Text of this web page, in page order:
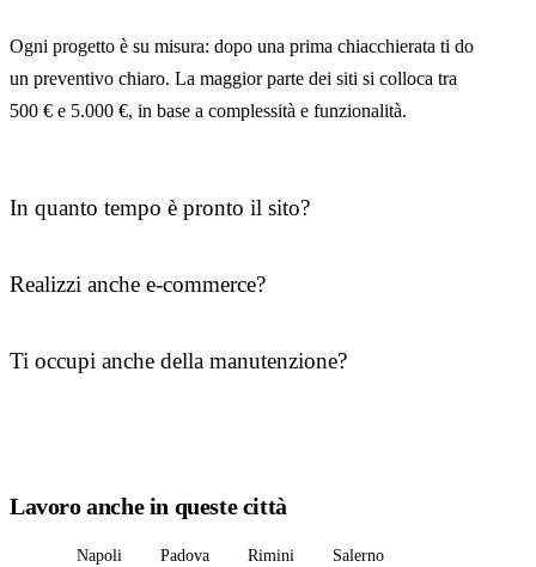
Ogni progetto è su misura: dopo una prima chiacchierata ti do
un preventivo chiaro. La maggior parte dei siti si colloca tra
500 € e 5.000 €, in base a complessità e funzionalità.
In quanto tempo è pronto il sito?
Realizzi anche e-commerce?
Ti occupi anche della manutenzione?
Lavoro anche in queste città
Napoli Padova Rimini
Salerno